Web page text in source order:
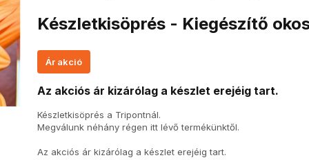
Készletkisöprés - Kiegészítő
Ár akció
Az akciós ár kizárólag a készlet erejéig tart.
Készletkisöprés a Tripontnál.
Megválunk néhány régen itt lévő termékünktől.
Az akciós ár kizárólag a készlet erejéig tart.